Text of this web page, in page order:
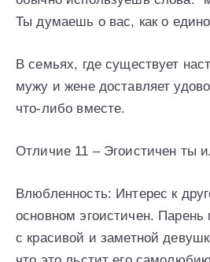
Ты думаешь о вас, как о
В семьях, где существует
мужу и жене доставляет
что-либо вместе.
Отличие 11 – Эгоистичен ты
Влюбленность: Интерес к
основном эгоистичен. Парень
с красивой и заметной